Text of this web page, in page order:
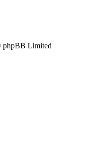
phpBB Limited